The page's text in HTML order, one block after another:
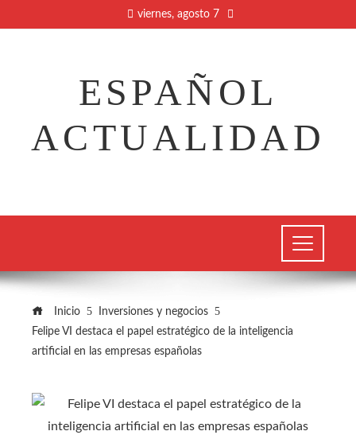
viernes, agosto 7
ESPAÑOL
ACTUALIDAD
Inicio
Inversiones y negocios
Felipe VI destaca el papel estratégico de la inteligencia
artificial en las empresas españolas